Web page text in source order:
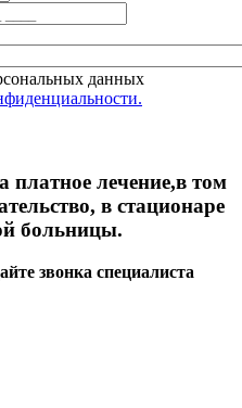
данных
платное лечение,в том
в стационаре
больницы.
звонка специалиста